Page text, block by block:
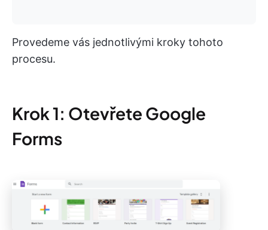
Provedeme vás jednotlivými kroky tohoto
procesu.
Krok 1: Otevřete Google
Forms